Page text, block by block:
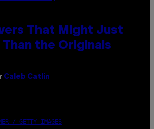
That Might Just
the Originals
Caleb Catlin
/ GETTY IMAGES